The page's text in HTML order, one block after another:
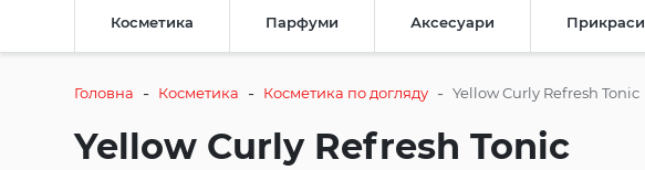
Косметика Парфуми Аксесуари Прикраси
Головна - Косметика - Косметика по догляду - Yellow Curly Refresh Tonic
Yellow Curly Refresh Tonic